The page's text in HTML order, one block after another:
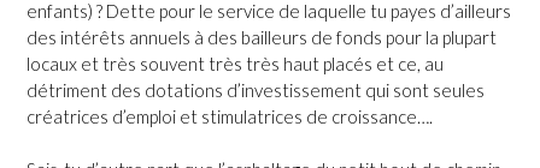
enfants) ? Dette pour le service de laquelle tu payes d’ailleurs
des intérêts annuels à des bailleurs de fonds pour la plupart
locaux et très souvent très très haut placés et ce, au
détriment des dotations d’investissement qui sont seules
créatrices d’emploi et stimulatrices de croissance….